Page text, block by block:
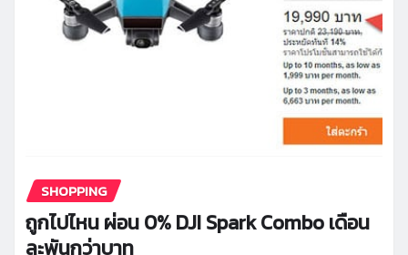
SHOPPING
ถูกไปไหน ผ่อน 0% DJI Spark Combo เดือน
ละพันกว่าบาท